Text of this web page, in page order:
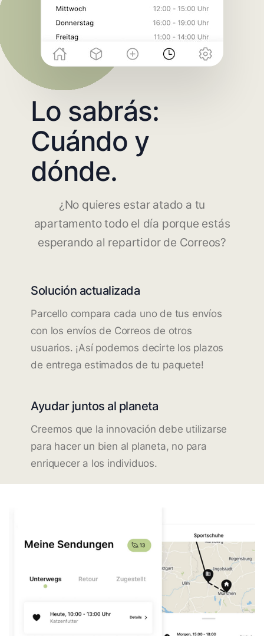
Lo sabrás:
Cuándo y
dónde.
¿No quieres estar atado a tu
apartamento todo el día porque estás
esperando al repartidor de Correos?
Solución actualizada
Parcello compara cada uno de tus envíos
con los envíos de Correos de otros
usuarios. ¡Así podemos decirte los plazos
de entrega estimados de tu paquete!
Ayudar juntos al planeta
Creemos que la innovación debe utilizarse
para hacer un bien al planeta, no para
enriquecer a los individuos.